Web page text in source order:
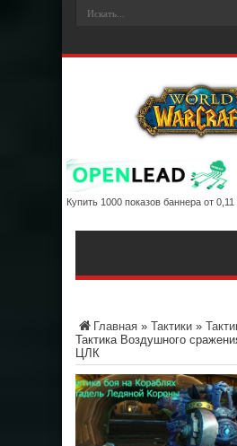
Купить 1000 показов баннера от 0,11
Главная » Тактики »
Тактика Воздушного
ЦЛК